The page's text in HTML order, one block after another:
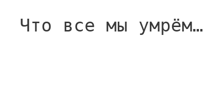
Что все мы умрём…